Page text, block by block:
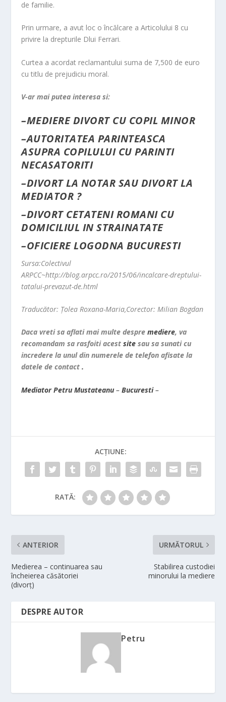
de familie.
Prin urmare, a avut loc o încălcare a Articolului 8 cu
privire la drepturile Dlui Ferrari.
Curtea a acordat reclamantului suma de 7,500 de euro
cu titlu de prejudiciu moral.
V-ar mai putea interesa si:
–MEDIERE DIVORT CU COPIL MINOR
–AUTORITATEA PARINTEASCA
ASUPRA COPILULUI CU PARINTI
NECASATORITI
–DIVORT LA NOTAR SAU DIVORT LA
MEDIATOR ?
–DIVORT CETATENI ROMANI CU
DOMICILIUL IN STRAINATATE
–OFICIERE LOGODNA BUCURESTI
Sursa:Colectivul
ARPCC~http://blog.arpcc.ro/2015/06/incalcare-dreptului-
tatalui-prevazut-de.html
Traducător: Ţolea Roxana-Maria,Corector: Milian Bogdan
Daca vreti sa aflati mai multe despremediere, va
recomandam sa rasfoiti acestsite sau sa sunati cu
incredere la unul din numerele de telefon afisate la
datele de contact.
Mediator Petru Mustateanu –Bucuresti–
ACȚIUNE:
RATĂ:
ANTERIOR
Medierea – continuarea sau
încheierea căsătoriei
(divorţ)
URMĂTORUL
Stabilirea custodiei
minorului la mediere
DESPRE AUTOR
Petru